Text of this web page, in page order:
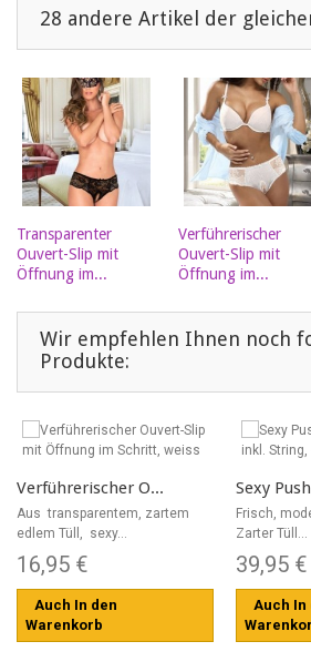
28 andere Artikel der
Transparenter
Ouvert-Slip mit
Öffnung im...
Verführerischer
Ouvert-Slip mit
Öffnung im...
Wir empfehlen Ihnen noch
Produkte:
Verführerischer O...
Aus transparentem, zartem
edlem Tüll, sexy...
16,95 €
Auch In den
Warenkorb
Sexy
Frisch,
Zarter Tüll...
39,95 €
Auch In